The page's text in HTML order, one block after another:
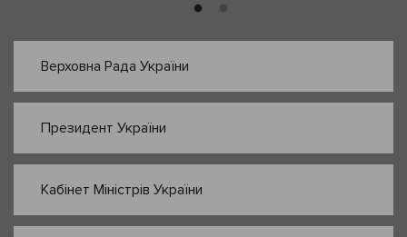
Верховна Рада України
Президент України
Кабінет Міністрів України